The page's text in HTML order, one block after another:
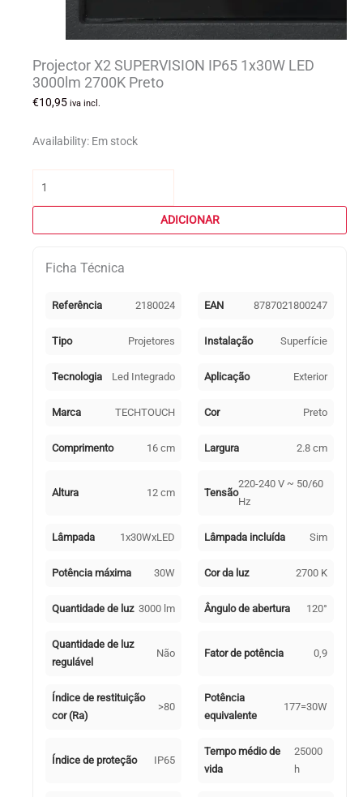
Projector X2 SUPERVISION IP65 1x30W LED
3000lm 2700K Preto
€10,95 iva incl.
Availability: Em stock
X2
IP65
2700K
ADICIONAR
Ficha Técnica
Referência 2180024 EAN 8787021800247
Tipo Projetores Instalação Superfície
Tecnologia Led Integrado Aplicação Exterior
Marca TECHTOUCH Cor Preto
Comprimento 16 cm Largura 2.8 cm
Altura 12 cm Tensão
220-240 V ~ 50/60
Hz
Lâmpada 1x30WxLED Lâmpada incluída Sim
Potência máxima 30W Cor da luz 2700 K
Quantidade de luz 3000 lm Ângulo de abertura 120°
Quantidade de luz
regulável
Não Fator de potência 0,9
Índice de restituição
cor (Ra)
>80
Potência
equivalente
177=30W
Índice de proteção IP65
Tempo médio de
vida
25000
h